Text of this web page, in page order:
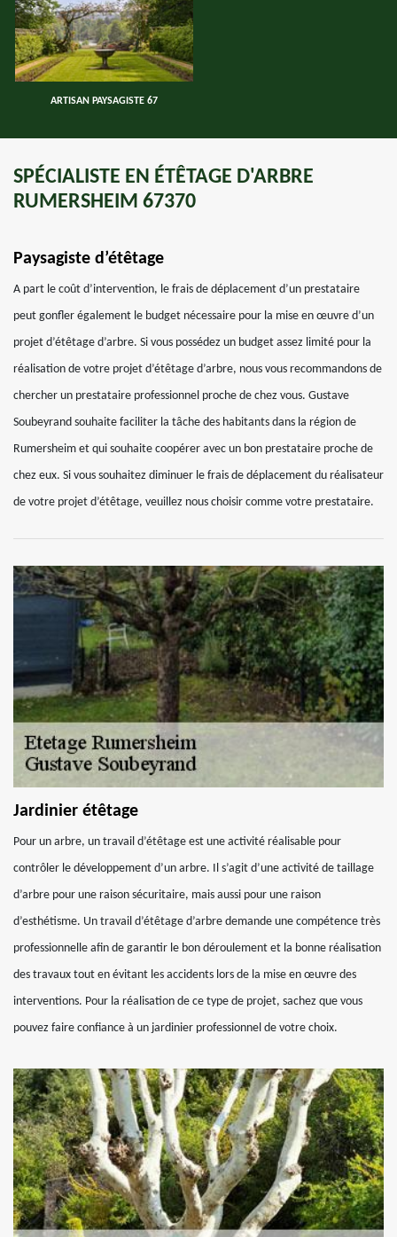
ARTISAN PAYSAGISTE 67
SPÉCIALISTE EN ÉTÊTAGE D'ARBRE
RUMERSHEIM 67370
Paysagiste d’étêtage
A part le coût d’intervention, le frais de déplacement d’un prestataire
peut gonfler également le budget nécessaire pour la mise en œuvre d’un
projet d’étêtage d’arbre. Si vous possédez un budget assez limité pour la
réalisation de votre projet d’étêtage d’arbre, nous vous recommandons de
chercher un prestataire professionnel proche de chez vous. Gustave
Soubeyrand souhaite faciliter la tâche des habitants dans la région de
Rumersheim et qui souhaite coopérer avec un bon prestataire proche de
chez eux. Si vous souhaitez diminuer le frais de déplacement du réalisateur
de votre projet d’étêtage, veuillez nous choisir comme votre prestataire.
Jardinier étêtage
Pour un arbre, un travail d’étêtage est une activité réalisable pour
contrôler le développement d’un arbre. Il s’agit d’une activité de taillage
d’arbre pour une raison sécuritaire, mais aussi pour une raison
d’esthétisme. Un travail d’étêtage d’arbre demande une compétence très
professionnelle afin de garantir le bon déroulement et la bonne réalisation
des travaux tout en évitant les accidents lors de la mise en œuvre des
interventions. Pour la réalisation de ce type de projet, sachez que vous
pouvez faire confiance à un jardinier professionnel de votre choix.